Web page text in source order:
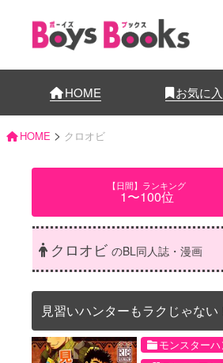
HOME お気に
HOME > クロオビ
【日間】ランキング
1〜100位
クロオビのBL同人誌・漫画
見習いハンターもラクじゃない
モンスター